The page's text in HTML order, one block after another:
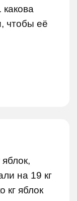
чтобы её
на 19 кг
кг яблок